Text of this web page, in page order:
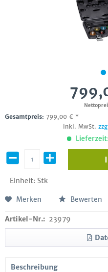
Gesamtpreis: 799,00 € *
inkl. MwSt.
Einheit: Stk
Merken Bewerten
Artikel-Nr.: 23979
Beschreibung